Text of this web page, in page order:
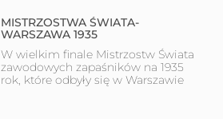
MISTRZOSTWA ŚWIATA-
WARSZAWA 1935
W wielkim finale Mistrzostw Świata
zawodowych zapaśników na 1935
rok, które odbyły się w Warszawie